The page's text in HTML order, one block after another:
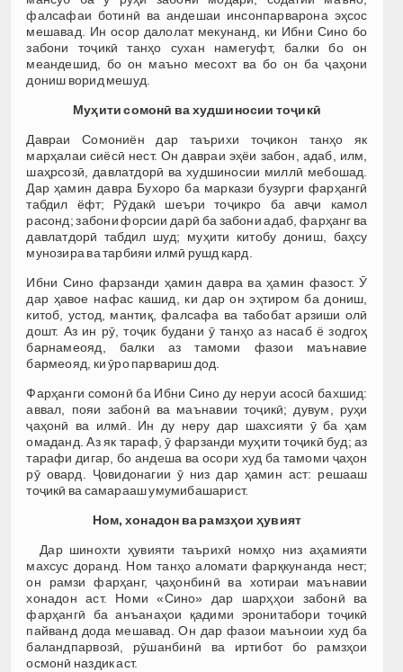
фалсафаи ботинӣ ва андешаи инсонпарварона эҳсос
мешавад. Ин осор далолат мекунанд, ки Ибни Сино бо
забони тоҷикӣ танҳо сухан намегуфт, балки бо он
меандешид, бо он маъно месохт ва бо он ба ҷаҳони
дониш ворид мешуд.
Муҳити сомонӣ вахудшиносии тоҷикӣ
Давраи Сомониён дар таърихи тоҷикон танҳо як
марҳалаи сиёсӣ нест. Он давраи эҳёи забон, адаб, илм,
шаҳрсозӣ, давлатдорӣ ва худшиносии миллӣ мебошад.
Дар ҳамин давра Бухоро ба маркази бузурги фарҳангӣ
табдил ёфт; Рӯдакӣ шеъри тоҷикро ба авҷи камол
расонд; забони форсии дарӣ ба забони адаб, фарҳанг ва
давлатдорӣ табдил шуд; муҳити китобу дониш, баҳсу
мунозира ва тарбияи илмӣ рушд кард.
Ибни Сино фарзанди ҳамин давра ва ҳамин фазост. Ӯ
дар ҳавое нафас кашид, ки дар он эҳтиром ба дониш,
китоб, устод, мантиқ, фалсафа ва табобат арзиши олӣ
дошт. Аз ин рӯ, тоҷик будани ӯ танҳо аз насаб ё зодгоҳ
барнамеояд, балки аз тамоми фазои маънавие
бармеояд, ки ӯро парвариш дод.
Фарҳанги сомонӣ ба Ибни Сино ду неруи асосӣ бахшид:
аввал, пояи забонӣ ва маънавии тоҷикӣ; дувум, руҳи
ҷаҳонӣ ва илмӣ. Ин ду неру дар шахсияти ӯ ба ҳам
омаданд. Аз як тараф, ӯ фарзанди муҳити тоҷикӣ буд; аз
тарафи дигар, бо андеша ва осори худ ба тамоми ҷаҳон
рӯ овард. Ҷовидонагии ӯ низ дар ҳамин аст: решааш
тоҷикӣ ва самарааш умумибашарист.
Ном, хонадон ва рамзҳои ҳувият
Дар шинохти ҳувияти таърихӣ номҳо низ аҳамияти
махсус доранд. Ном танҳо аломати фарқкунанда нест;
он рамзи фарҳанг, ҷаҳонбинӣ ва хотираи маънавии
хонадон аст. Номи «Сино» дар шарҳҳои забонӣ ва
фарҳангӣ ба анъанаҳои қадими эронитабори тоҷикӣ
пайванд дода мешавад. Он дар фазои маъноии худ ба
баландпарвозӣ, рӯшанбинӣ ва иртибот бо рамзҳои
осмонӣ наздик аст.